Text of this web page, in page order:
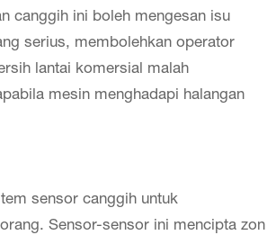
canggih ini boleh mengesan isu
serius, membolehkan operator
lantai komersial malah
mesin menghadapi halangan
sensor canggih untuk
Sensor-sensor ini mencipta zon